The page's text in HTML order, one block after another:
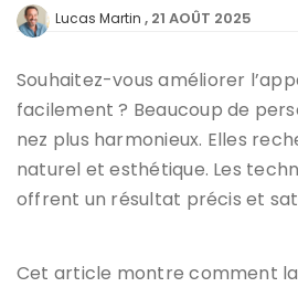
Lucas Martin 21 AOÛT 2025
Souhaitez-vous améliorer
facilement ? Beaucoup de
nez plus harmonieux. Elles
naturel et esthétique. Les
offrent un résultat précis et
Cet article montre comment